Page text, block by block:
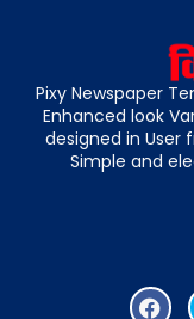
Pixy Newspaper
Enhanced look
designed in User
Simple and